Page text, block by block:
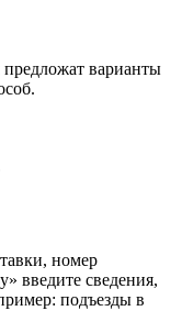
предложат варианты
номер
введите сведения,
подъезды в